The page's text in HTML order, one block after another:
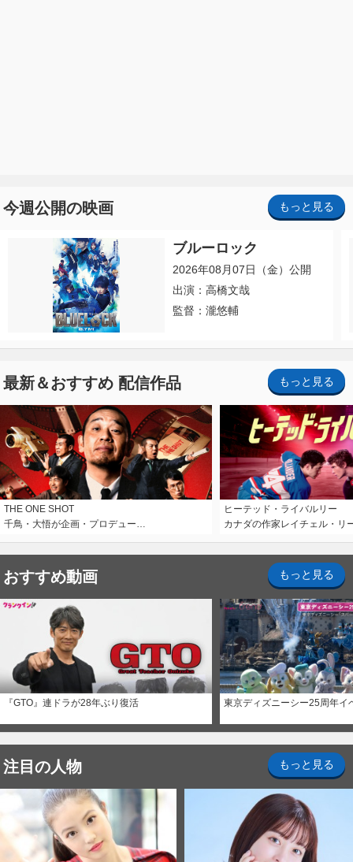
今週公開の映画 もっと見る
ブルーロック
2026年08月07日（金）公開
出演：高橋文哉
監督：瀧悠輔
最新＆おすすめ 配信作品 もっと見る
THE ONE SHOT
千鳥・大悟が企画・プロデュー…
ヒーテッド・ライバルリー
カナダの作家レイチェル・リ
おすすめ動画 もっと見る
『GTO』連ドラが28年ぶり復活 東京ディズニーシー25周年イ
注目の人物 もっと見る